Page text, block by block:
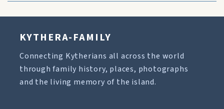
KYTHERA-FAMILY
Connecting Kytherians all across the world
through family history, places, photographs
and the living memory of the island.